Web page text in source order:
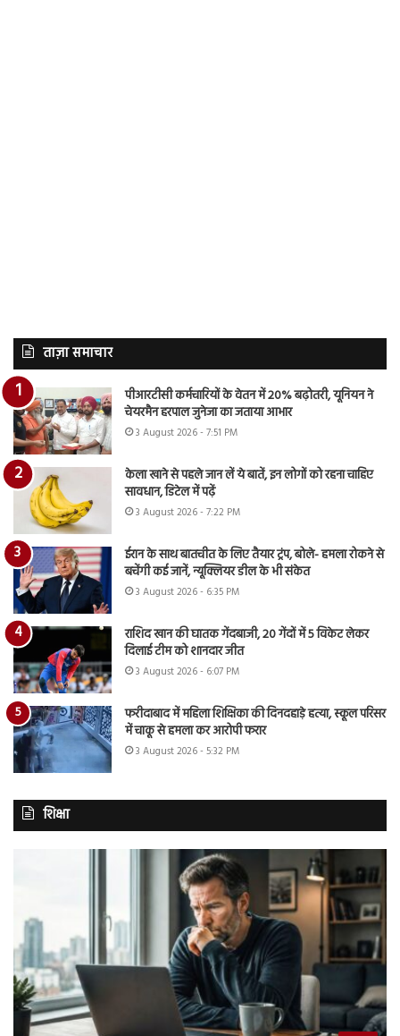
ताज़ा समाचार
पीआरटीसी कर्मचारियों के वेतन में 20% बढ़ोतरी, यूनियन ने
चेयरमैन हरपाल जुनेजा का जताया आभार
3 August 2026 - 7:51 PM
केला खाने से पहले जान लें ये बातें, इन लोगों को रहना चाहिए
सावधान, डिटेल में पढ़ें
3 August 2026 - 7:22 PM
ईरान के साथ बातचीत के लिए तैयार ट्रंप, बोले- हमला रोकने से
बचेंगी कई जानें, न्यूक्लियर डील के भी संकेत
3 August 2026 - 6:35 PM
राशिद खान की घातक गेंदबाजी, 20 गेंदों में 5 विकेट लेकर
दिलाई टीम को शानदार जीत
3 August 2026 - 6:07 PM
फरीदाबाद में महिला शिक्षिका की दिनदहाड़े हत्या, स्कूल परिसर
में चाकू से हमला कर आरोपी फरार
3 August 2026 - 5:32 PM
शिक्षा